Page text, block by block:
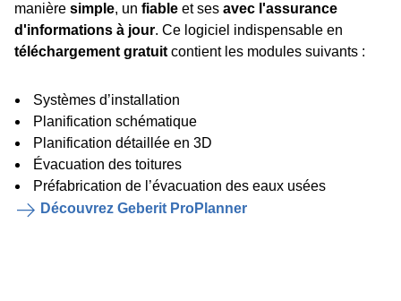
manière simple, un fiable et ses avec l'assurance
d'informations à jour. Ce logiciel indispensable en
téléchargement gratuit contient les modules suivants :
Systèmes d’installation
Planification schématique
Planification détaillée en 3D
Évacuation des toitures
Préfabrication de l’évacuation des eaux usées
Découvrez Geberit ProPlanner